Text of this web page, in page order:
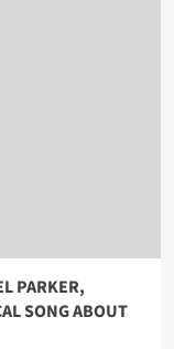
PARKER,
SONG ABOUT